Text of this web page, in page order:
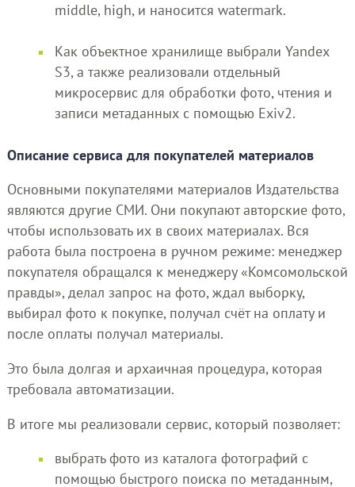
middle, high, и наносится watermark.
Как объектное хранилище выбрали Yandex
S3, а также реализовали отдельный
микросервис для обработки фото, чтения и
записи метаданных c помощью Exiv2.
Описание сервиса для покупателей материалов
Основными покупателями материалов Издательства
являются другие СМИ. Они покупают авторские фото,
чтобы использовать их в своих материалах. Вся
работа была построена в ручном режиме: менеджер
покупателя обращался к менеджеру «Комсомольской
правды», делал запрос на фото, ждал выборку,
выбирал фото к покупке, получал счёт на оплату и
после оплаты получал материалы.
Это была долгая и архаичная процедура, которая
требовала автоматизации.
В итоге мы реализовали сервис, который позволяет:
выбрать фото из каталога фотографий с
помощью быстрого поиска по метаданным,